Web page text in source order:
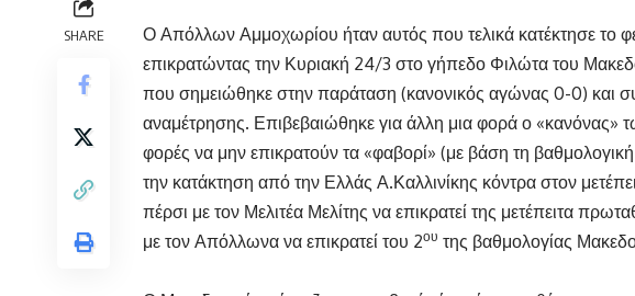
SHARE
Ο Απόλλων Αμμοχωρίου ήταν αυτός που τελικά κατέκτησε το
επικρατώντας την Κυριακή 24/3 στο γήπεδο Φιλώτα του
που σημειώθηκε στην παράταση (κανονικός αγώνας 0-0) και
αναμέτρησης. Επιβεβαιώθηκε για άλλη μια φορά ο «κανόνας»
φορές να μην επικρατούν τα «φαβορί» (με βάση τη
την κατάκτηση από την Ελλάς Α.Καλλινίκης κόντρα στον
πέρσι με τον Μελιτέα Μελίτης να επικρατεί της μετέπειτα
με τον Απόλλωνα να επικρατεί του 2ου της βαθμολογίας